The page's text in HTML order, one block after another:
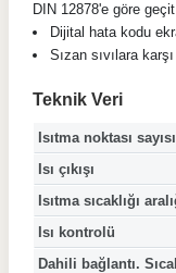
DIN 12878'e göre
Dijital hata kodu
Sızan sıvılara
Teknik Veri
Isıtma noktası sayısı
Isı çıkışı
Isıtma sıcaklığı
Isı kontrolü
Dahili bağlantı.